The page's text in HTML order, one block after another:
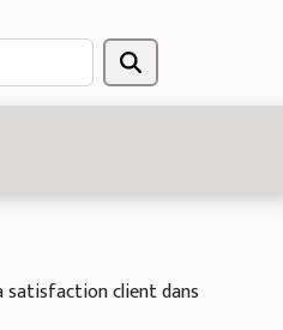
satisfaction client dans